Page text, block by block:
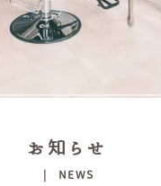
お知らせ
| NEWS